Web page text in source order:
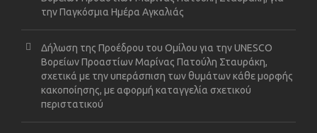
την Παγκόσμια Ημέρα Αγκαλιάς
Δήλωση της Προέδρου του Ομίλου για την UNESCO
Βορείων Προαστίων Μαρίνας Πατούλη Σταυράκη,
σχετικά με την υπεράσπιση των θυμάτων κάθε μορφής
κακοποίησης, με αφορμή καταγγελία σχετικού
περιστατικού